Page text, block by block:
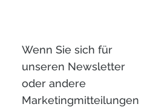
Wenn Sie sich für
unseren Newsletter
oder andere
Marketingmitteilungen